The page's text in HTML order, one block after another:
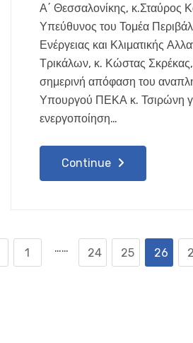
Α΄ Θεσσαλονίκης, κ.Σταύρος
Υπεύθυνος του Τομέα
Ενέργειας και Κλιματικής
Τρικάλων, κ. Κώστας
σημερινή απόφαση του
Υπουργού ΠΕΚΑ κ. Τσιρώνη
ενεργοποίηση…
Continue
1 …… 24 25 26